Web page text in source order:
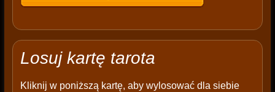
Losuj kartę tarota
Kliknij w poniższą kartę, aby wylosować dla siebie